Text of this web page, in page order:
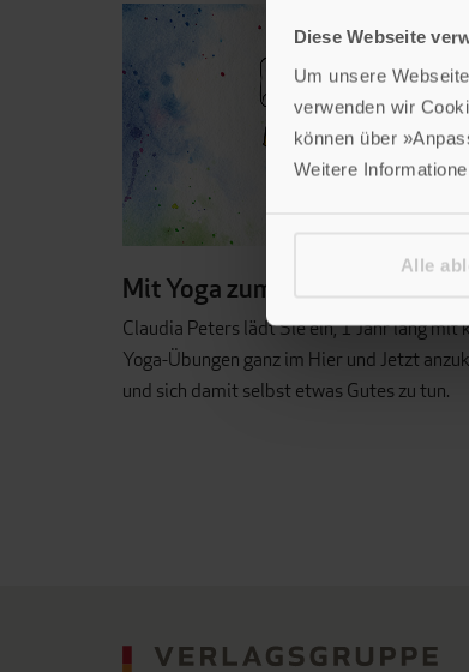
Diese Webseite
Um unsere
verwenden wir
können über
Weitere
Alle
Mit Yoga zum Glück finden
Claudia Peters lädt Sie ein, 1 Jahr lang mit
Yoga-Übungen ganz im Hier und Jetzt
und sich damit selbst etwas Gutes zu tun.